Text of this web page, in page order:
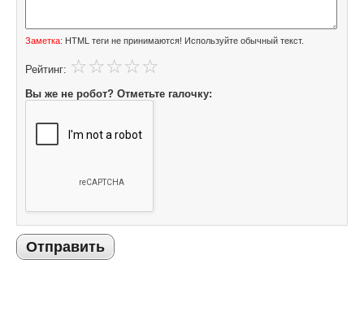
Заметка: HTML теги не принимаются! Используйте обычный текст.
Рейтинг:
Вы же не робот? Отметьте галочку:
Отправить